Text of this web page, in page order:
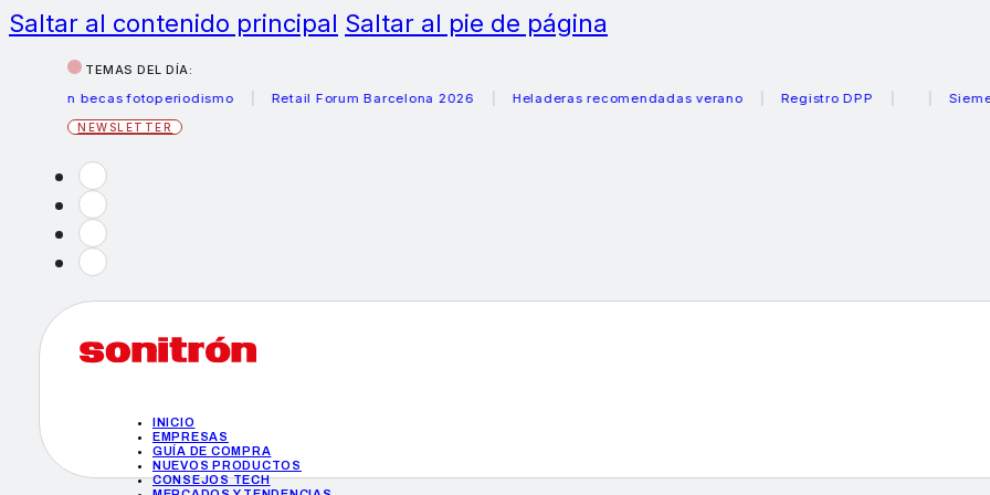
Saltar al contenido principal Saltar al pie de página
TEMAS DEL DÍA:
becas fotoperiodismo
Retail Forum Barcelona 2026 Heladeras recomendadas verano Registro DPP Siemens
NEWSLETTER
INICIO
EMPRESAS
GUÍA DE COMPRA
NUEVOS PRODUCTOS
CONSEJOS TECH